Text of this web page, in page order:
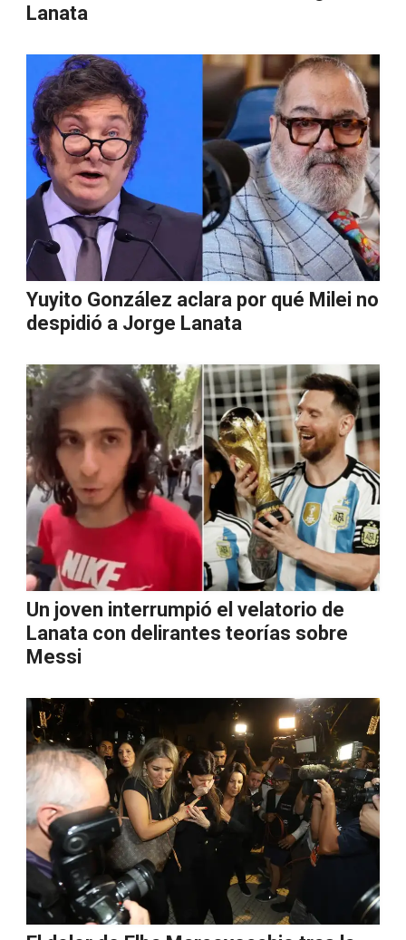
Lanata
Yuyito González aclara por qué Milei no
despidió a Jorge Lanata
Un joven interrumpió el velatorio de
Lanata con delirantes teorías sobre
Messi